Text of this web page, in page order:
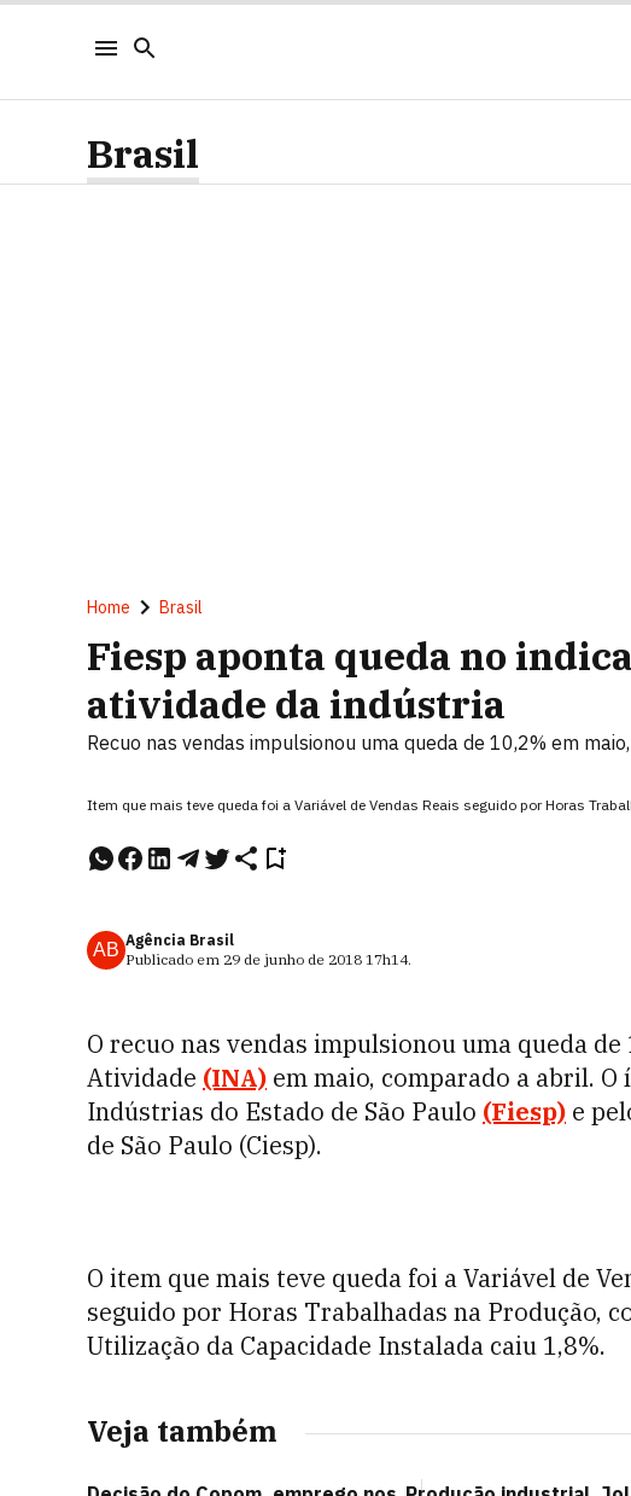
Brasil
Home Brasil
Fiesp aponta queda no
atividade da indústria
Recuo nas vendas impulsionou uma queda de 10,2% em
Item que mais teve queda foi a Variável de Vendas Reais seguido por Horas
AB Agência Brasil
Publicado em 29 de junho de 2018 17h14.
O recuo nas vendas impulsionou uma queda
Atividade (INA) em maio, comparado a abril.
Indústrias do Estado de São Paulo (Fiesp) e
de São Paulo (Ciesp).
O item que mais teve queda foi a Variável de
seguido por Horas Trabalhadas na Produção,
Utilização da Capacidade Instalada caiu 1,8%.
Veja também